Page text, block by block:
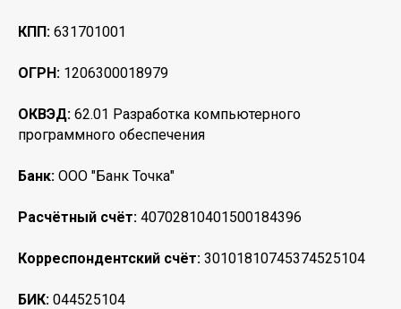
КПП: 631701001
ОГРН: 1206300018979
ОКВЭД: 62.01 Разработка компьютерного
программного обеспечения
Банк: ООО "Банк Точка"
Расчётный счёт: 40702810401500184396
Корреспондентский счёт: 30101810745374525104
БИК: 044525104